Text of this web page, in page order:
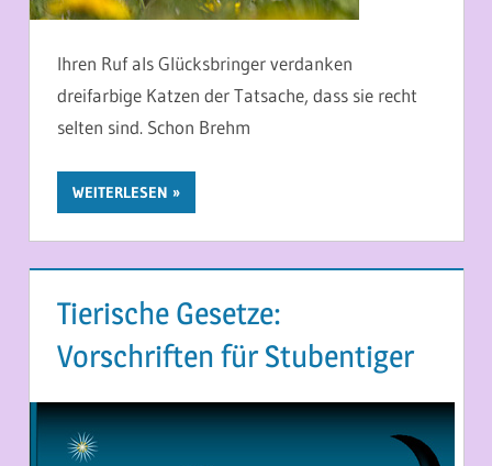
Ihren Ruf als Glücksbringer verdanken
dreifarbige Katzen der Tatsache, dass sie recht
selten sind. Schon Brehm
WEITERLESEN
Tierische Gesetze:
Vorschriften für Stubentiger
11. APRIL 2014
MARTINA BERG